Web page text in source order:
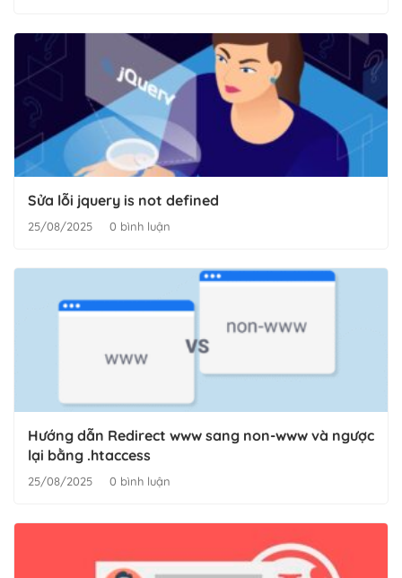
Sửa lỗi jquery is not defined
25/08/2025 0 bình luận
Hướng dẫn Redirect www sang non-www và ngược
lại bằng .htaccess
25/08/2025 0 bình luận